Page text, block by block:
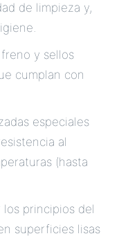
de limpieza y,
y sellos
cumplan con
especiales
al
(hasta
principios del
superficies lisas